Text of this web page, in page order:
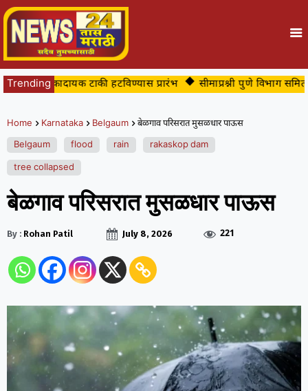
Trending
धोकादायक टाकी हटविण्यास प्रारंभ सीमाप्रश्नी पुणे विभाग
Home Karnataka Belgaum
बेळगाव परिसरात मुसळधार पाऊस
Belgaum
flood rain
rakaskop dam
tree collapsed
बेळगाव परिसरात मुसळधार पाऊस
By : Rohan Patil July 8, 2026 221